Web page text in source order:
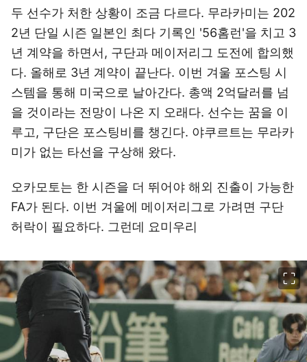
두 선수가 처한 상황이 조금 다르다. 무라카미는 202
2년 단일 시즌 일본인 최다 기록인 '56홈런'을 치고 3
년 계약을 하면서, 구단과 메이저리그 도전에 합의했
다. 올해로 3년 계약이 끝난다. 이번 겨울 포스팅 시
스템을 통해 미국으로 날아간다. 총액 2억달러를 넘
을 것이라는 전망이 나온 지 오래다. 선수는 꿈을 이
루고, 구단은 포스팅비를 챙긴다. 야쿠르트는 무라카
미가 없는 타선을 구상해 왔다.
오카모토는 한 시즌을 더 뛰어야 해외 진출이 가능한
FA가 된다. 이번 겨울에 메이저리그로 가려면 구단
허락이 필요하다. 그런데 요미우리